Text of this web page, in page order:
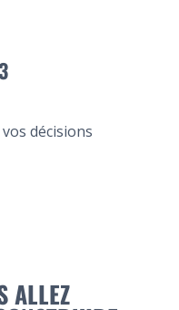
décisions
ALLEZ